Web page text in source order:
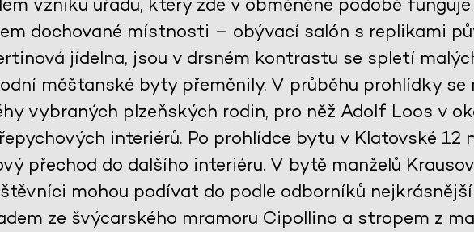
dochované místnosti – obývací salón s replikami
jídelna, jsou v drsném kontrastu se spletí
měšťanské byty přeměnily. V průběhu prohlídky
vybraných plzeňských rodin, pro něž Adolf Loos v
interiérů. Po prohlídce bytu v Klatovské 12
přechod do dalšího interiéru. V bytě manželů
mohou podívat do podle odborníků
ze švýcarského mramoru Cipollino a stropem z